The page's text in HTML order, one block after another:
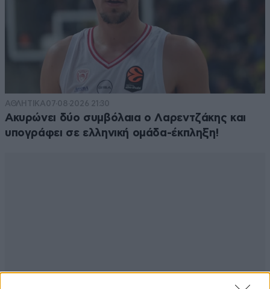
ΑΘΛΗΤΙΚΑ07·08·2026 21:30
Ακυρώνει δύο συμβόλαια ο Λαρεντζάκης και
υπογράφει σε ελληνική ομάδα-έκπληξη!